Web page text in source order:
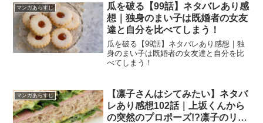
マンガあらすじ
瓜を破る【99話】ネタバレあり感
想｜独身のまい子は既婚者の女友
達と自分を比べてしまう！
瓜を破る【99話】ネタバレあり感想｜独
身のまい子は既婚者の女友達と自分を比
べてしまう！
マンガあらすじ
【凛子さんはシてみたい】ネタバ
レあり感想102話｜上坂くんから
の突然のプロポーズ!?凛子のリア